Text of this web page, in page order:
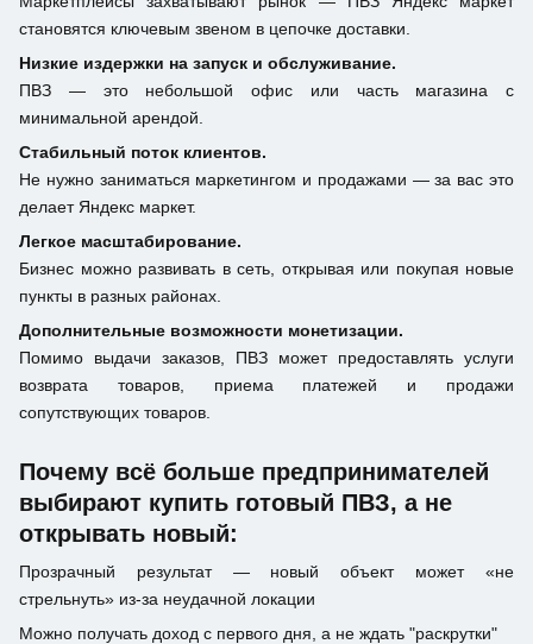
становятся ключевым звеном в цепочке доставки.
Низкие издержки на запуск и обслуживание.
ПВЗ — это небольшой офис или часть магазина с
минимальной арендой.
Стабильный поток клиентов.
Не нужно заниматься маркетингом и продажами — за вас это
делает Яндекс маркет.
Легкое масштабирование.
Бизнес можно развивать в сеть, открывая или покупая новые
пункты в разных районах.
Дополнительные возможности монетизации.
Помимо выдачи заказов, ПВЗ может предоставлять услуги
возврата товаров, приема платежей и продажи
сопутствующих товаров.
Почему всё больше предпринимателей
выбирают купить готовый ПВЗ, а не
открывать новый:
Прозрачный результат — новый объект может «не
стрельнуть» из-за неудачной локации
Можно получать доход с первого дня, а не ждать "раскрутки"